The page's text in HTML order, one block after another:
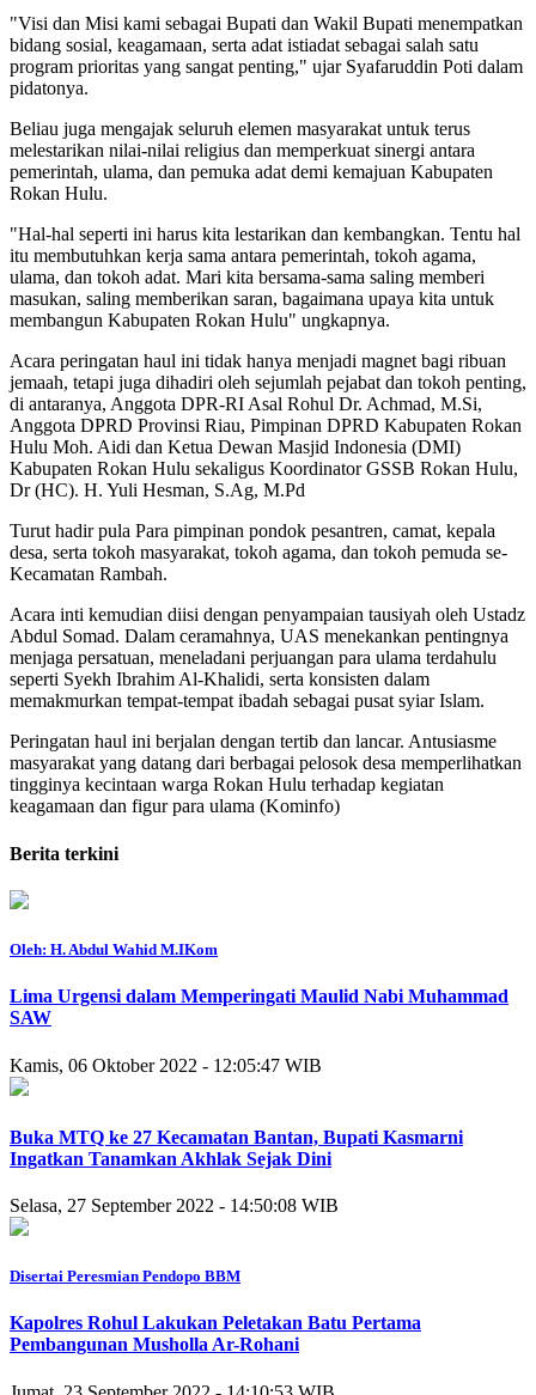
"Visi dan Misi kami sebagai Bupati dan Wakil Bupati menempatkan
bidang sosial, keagamaan, serta adat istiadat sebagai salah satu
program prioritas yang sangat penting," ujar Syafaruddin Poti dalam
pidatonya.
Beliau juga mengajak seluruh elemen masyarakat untuk terus
melestarikan nilai-nilai religius dan memperkuat sinergi antara
pemerintah, ulama, dan pemuka adat demi kemajuan Kabupaten
Rokan Hulu.
"Hal-hal seperti ini harus kita lestarikan dan kembangkan. Tentu hal
itu membutuhkan kerja sama antara pemerintah, tokoh agama,
ulama, dan tokoh adat. Mari kita bersama-sama saling memberi
masukan, saling memberikan saran, bagaimana upaya kita untuk
membangun Kabupaten Rokan Hulu" ungkapnya.
Acara peringatan haul ini tidak hanya menjadi magnet bagi ribuan
jemaah, tetapi juga dihadiri oleh sejumlah pejabat dan tokoh penting,
di antaranya, Anggota DPR-RI Asal Rohul Dr. Achmad, M.Si,
Anggota DPRD Provinsi Riau, Pimpinan DPRD Kabupaten Rokan
Hulu Moh. Aidi dan Ketua Dewan Masjid Indonesia (DMI)
Kabupaten Rokan Hulu sekaligus Koordinator GSSB Rokan Hulu,
Dr (HC). H. Yuli Hesman, S.Ag, M.Pd
Turut hadir pula Para pimpinan pondok pesantren, camat, kepala
desa, serta tokoh masyarakat, tokoh agama, dan tokoh pemuda se-
Kecamatan Rambah.
Acara inti kemudian diisi dengan penyampaian tausiyah oleh Ustadz
Abdul Somad. Dalam ceramahnya, UAS menekankan pentingnya
menjaga persatuan, meneladani perjuangan para ulama terdahulu
seperti Syekh Ibrahim Al-Khalidi, serta konsisten dalam
memakmurkan tempat-tempat ibadah sebagai pusat syiar Islam.
Peringatan haul ini berjalan dengan tertib dan lancar. Antusiasme
masyarakat yang datang dari berbagai pelosok desa memperlihatkan
tingginya kecintaan warga Rokan Hulu terhadap kegiatan
keagamaan dan figur para ulama (Kominfo)
Berita terkini
Oleh: H. Abdul Wahid M.IKom
Lima Urgensi dalam Memperingati Maulid Nabi Muhammad
SAW
Kamis, 06 Oktober 2022 - 12:05:47 WIB
Buka MTQ ke 27 Kecamatan Bantan, Bupati Kasmarni
Ingatkan Tanamkan Akhlak Sejak Dini
Selasa, 27 September 2022 - 14:50:08 WIB
Disertai Peresmian Pendopo BBM
Kapolres Rohul Lakukan Peletakan Batu Pertama
Pembangunan Musholla Ar-Rohani